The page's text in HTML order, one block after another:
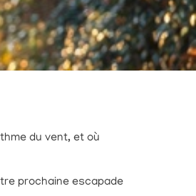
du vent, et où
prochaine escapade